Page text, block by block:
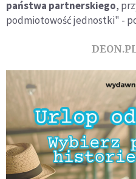
państwa partnerskiego,
podmiotowość jednostki" -